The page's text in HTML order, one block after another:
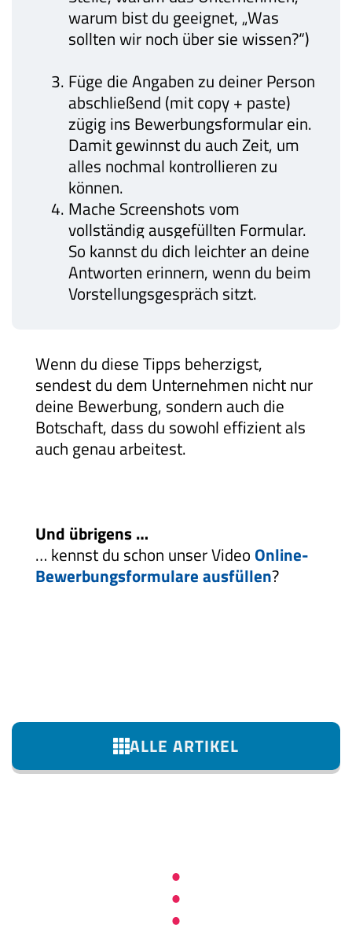
warum bist du geeignet, „Was
sollten wir noch über sie wissen?“)
Füge die Angaben zu deiner Person
abschließend (mit copy + paste)
zügig ins Bewerbungsformular ein.
Damit gewinnst du auch Zeit, um
alles nochmal kontrollieren zu
können.
Mache Screenshots vom
vollständig ausgefüllten Formular.
So kannst du dich leichter an deine
Antworten erinnern, wenn du beim
Vorstellungsgespräch sitzt.
Wenn du diese Tipps beherzigst,
sendest du dem Unternehmen nicht nur
deine Bewerbung, sondern auch die
Botschaft, dass du sowohl effizient als
auch genau arbeitest.
Und übrigens …
… kennst du schon unser Video Online-
Bewerbungsformulare ausfüllen?
ALLE ARTIKEL